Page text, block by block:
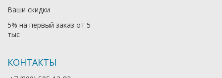
Ваши скидки
5% на первый заказ от 5
тыс
КОНТАКТЫ